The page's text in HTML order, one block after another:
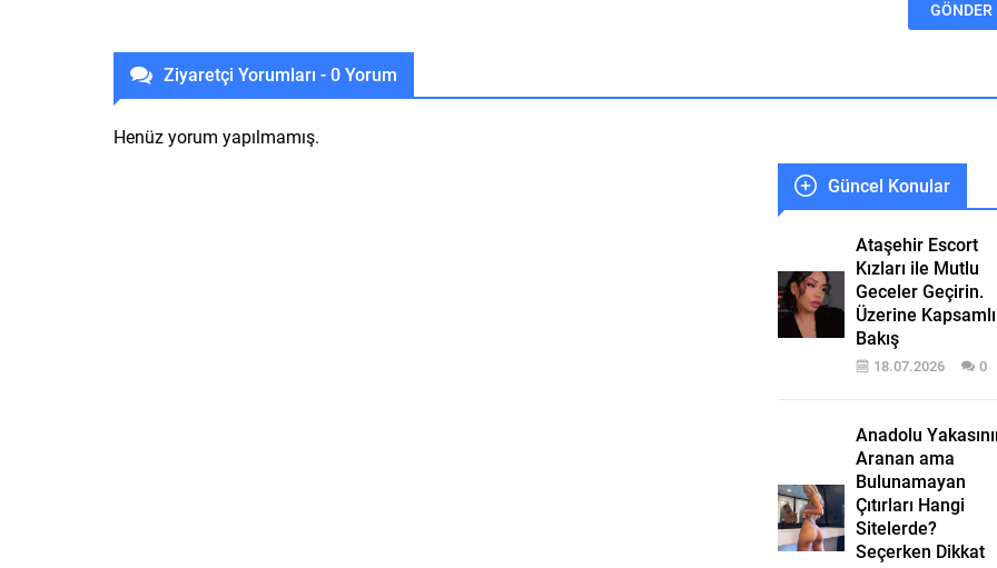
Ziyaretçi Yorumları - 0 Yorum
Henüz yorum yapılmamış.
Güncel Konular
Ataşehir Escort
Kızları ile Mutlu
Geceler Geçirin.
Üzerine Kapsamlı
Bakış
18.07.2026 0
Anadolu
Aranan ama
Bulunamayan
Çıtırları Hangi
Sitelerde?
Seçerken Dikkat